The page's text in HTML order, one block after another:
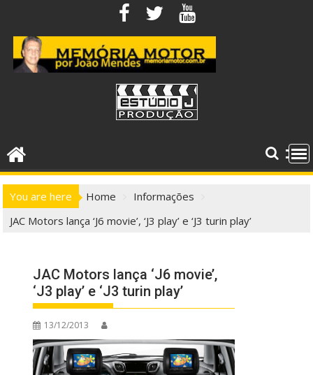
content
You are here Home
Informações
JAC Motors lança ‘J6 movie’, ‘J3 play’ e ‘J3 turin play’
JAC Motors lança ‘J6 movie’,
‘J3 play’ e ‘J3 turin play’
13/12/2013